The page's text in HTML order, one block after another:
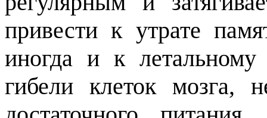
привести к утрате
иногда и к летальному
гибели клеток мозга,